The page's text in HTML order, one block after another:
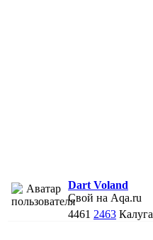
Dart Voland
Свой на Aqa.ru
4461 2463 Калуга